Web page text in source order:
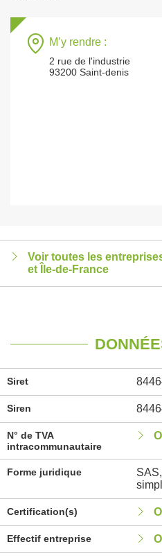
M’y rendre :
2 rue de l'industrie
93200 Saint-denis
Voir toutes les
et Île-de-France
Siret
Siren
N° de TVA
intracommunautaire
Forme juridique
Certification(s)
Effectif entreprise